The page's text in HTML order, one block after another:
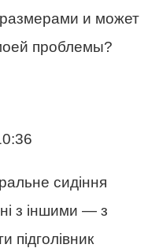
размерами и может
проблемы?
сидіння
з іншими — з
підголівник